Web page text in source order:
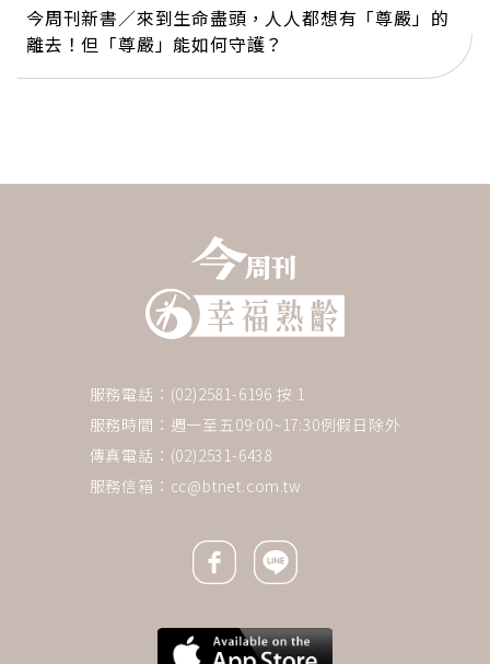
今周刊新書／來到生命盡頭，人人都想有「尊嚴」的
離去！但「尊嚴」能如何守護？
服務電話：(02)2581-6196 按 1
服務時間：週一至五09:00~17:30例假日除外
傳真電話：(02)2531-6438
服務信箱： cc@btnet.com.tw
Facebook icon
Line icon